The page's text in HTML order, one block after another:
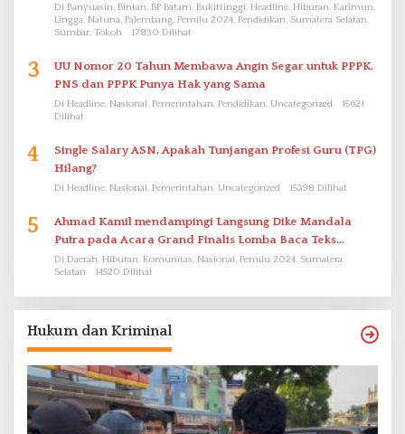
Di Banyuasin, Bintan, BP Batam, Bukittinggi, Headline, Hiburan, Karimun,
Lingga, Natuna, Palembang, Pemilu 2024, Pendidikan, Sumatera Selatan,
Sumbar, Tokoh
17830 Dilihat
3
UU Nomor 20 Tahun Membawa Angin Segar untuk PPPK.
PNS dan PPPK Punya Hak yang Sama
Di Headline, Nasional, Pemerintahan, Pendidikan, Uncategorized
15621
Dilihat
4
Single Salary ASN, Apakah Tunjangan Profesi Guru (TPG)
Hilang?
Di Headline, Nasional, Pemerintahan, Uncategorized 15398 Dilihat
5
Ahmad Kamil mendampingi Langsung Dike Mandala
Putra pada Acara Grand Finalis Lomba Baca Teks
Proklamasi Mirip Bung Karno di Bali
Di Daerah, Hiburan, Komunitas, Nasional, Pemilu 2024, Sumatera
Selatan
14520 Dilihat
Hukum dan Kriminal